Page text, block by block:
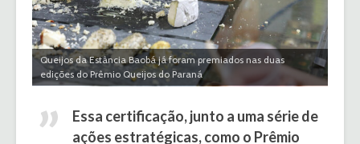
Queijos da Estância Baobá já foram premiados nas duas
edições do Prêmio Queijos do Paraná
Essa certificação, junto a uma série de
ações estratégicas, como o Prêmio